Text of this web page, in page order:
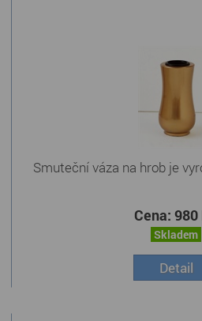
Smuteční váza na hrob je
Cena: 980
Skladem
Detail